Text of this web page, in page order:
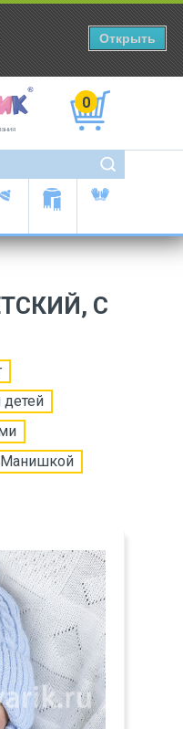
0
С
Манишкой
Открыть